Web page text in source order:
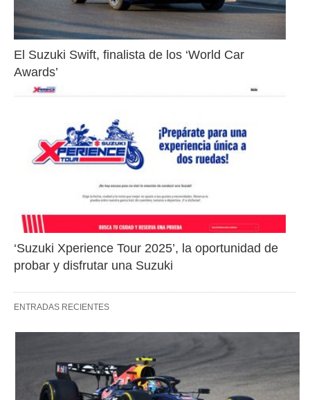
El Suzuki Swift, finalista de los ‘World Car
Awards’
‘Suzuki Xperience Tour 2025’, la oportunidad de
probar y disfrutar una Suzuki
ENTRADAS RECIENTES